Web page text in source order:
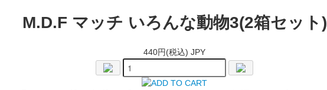
M.D.F マッチ いろんな動物3(2箱セット)
440円(税込) JPY